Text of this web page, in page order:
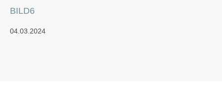
BILD6
04.03.2024